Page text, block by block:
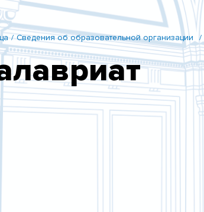
Сведения об образовательной организации